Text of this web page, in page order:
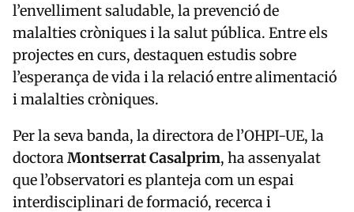
l’envelliment saludable, la prevenció de
malalties cròniques i la salut pública. Entre els
projectes en curs, destaquen estudis sobre
l’esperança de vida i la relació entre alimentació
i malalties cròniques.
Per la seva banda, la directora de l’OHPI-UE, la
doctoraMontserrat Casalprim, ha assenyalat
que l’observatori es planteja com un espai
interdisciplinari de formació, recerca i